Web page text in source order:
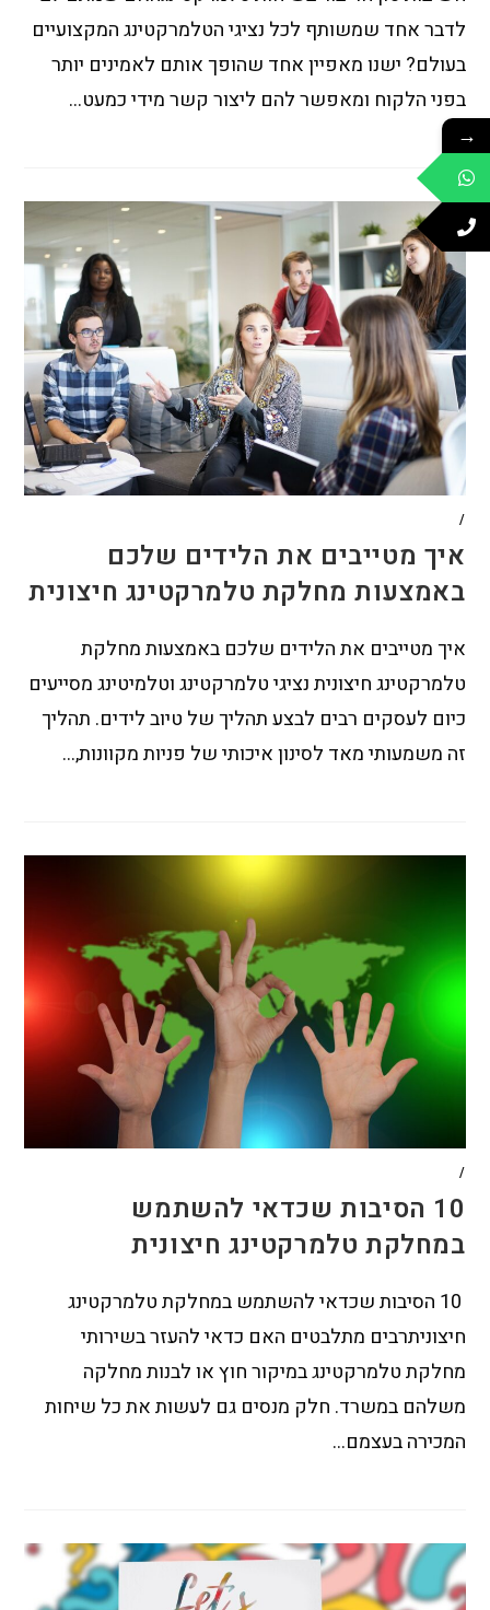
לדבר אחד שמשותף לכל נציגי הטלמרקטינג המקצועיים
בעולם? ישנו מאפיין אחד שהופך אותם לאמינים יותר
בפני הלקוח ומאפשר להם ליצור קשר מידי כמעט…
/
איך מטייבים את הלידים שלכם
באמצעות מחלקת טלמרקטינג חיצונית
איך מטייבים את הלידים שלכם באמצעות מחלקת
טלמרקטינג חיצונית נציגי טלמרקטינג וטלמיטינג מסייעים
כיום לעסקים רבים לבצע תהליך של טיוב לידים. תהליך
זה משמעותי מאד לסינון איכותי של פניות מקוונות,…
/
10 הסיבות שכדאי להשתמש
במחלקת טלמרקטינג חיצונית
10 הסיבות שכדאי להשתמש במחלקת טלמרקטינג
חיצוניתרבים מתלבטים האם כדאי להעזר בשירותי
מחלקת טלמרקטינג במיקור חוץ או לבנות מחלקה
משלהם במשרד. חלק מנסים גם לעשות את כל שיחות
המכירה בעצמם…
→